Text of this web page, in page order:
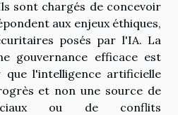
sont chargés de concevoir
aux enjeux éthiques,
posés par l'IA. La
gouvernance efficace est
que l'intelligence artificielle
et non une source de
ou de conflits